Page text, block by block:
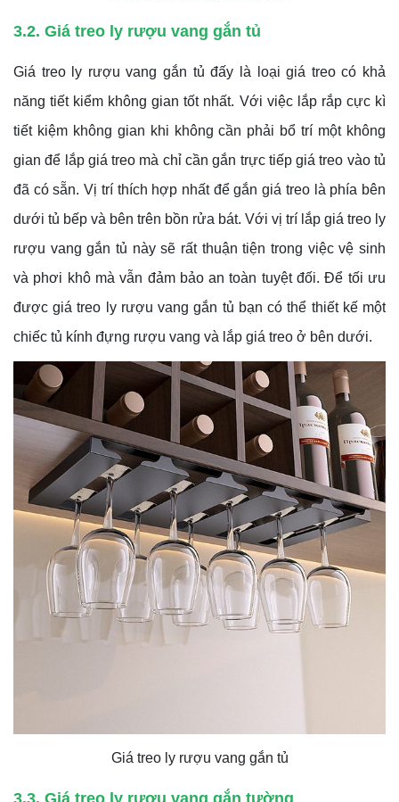
3.2. Giá treo ly rượu vang gắn tủ
Giá treo ly rượu vang gắn tủ đấy là loại giá treo có khả
năng tiết kiểm không gian tốt nhất. Với việc lắp rắp cực kì
tiết kiệm không gian khi không cần phải bổ trí một không
gian để lắp giá treo mà chỉ cần gắn trực tiếp giá treo vào tủ
đã có sẵn. Vị trí thích hợp nhất để gắn giá treo là phía bên
dưới tủ bếp và bên trên bồn rửa bát. Với vị trí lắp giá treo ly
rượu vang gắn tủ này sẽ rất thuận tiện trong việc vệ sinh
và phơi khô mà vẫn đảm bảo an toàn tuyệt đối. Để tối ưu
được giá treo ly rượu vang gắn tủ bạn có thể thiết kế một
chiếc tủ kính đựng rượu vang và lắp giá treo ở bên dưới.
Giá treo ly rượu vang gắn tủ